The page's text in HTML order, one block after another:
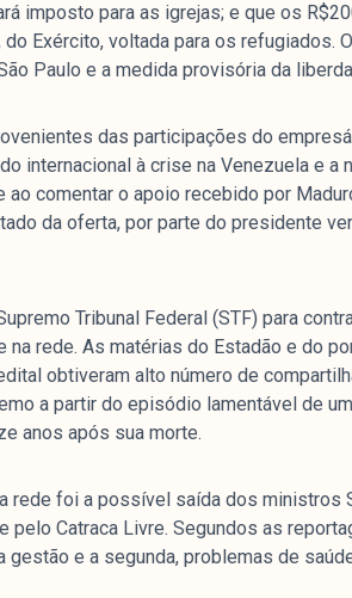
Mediómetro
Política Externa Brasileira
Entrevistas M
Laboratório de Estudos de Mídia e
no Diretório de Grupos de Pesquisa
Sociais e Políticos (IESP) da
imposto para as igrejas; e que os
Exército, voltada para os refugiados.
Paulo e a medida provisória da
das participações do
internacional à crise na Venezuela e a
ao comentar o apoio recebido por
da oferta, por parte do presidente
Tribunal Federal (STF) para
rede. As matérias do Estadão e do
obtiveram alto número de
a partir do episódio lamentável de
anos após sua morte.
rede foi a possível saída dos ministros
pelo Catraca Livre. Segundos as
e a segunda, problemas de